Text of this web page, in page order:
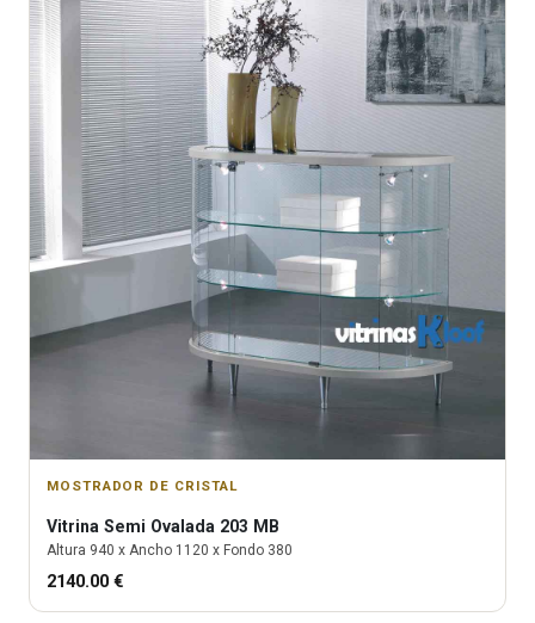
MOSTRADOR DE CRISTAL
Vitrina Semi Ovalada 203 MB
Altura 940 x Ancho 1120 x Fondo 380
2140.00 €